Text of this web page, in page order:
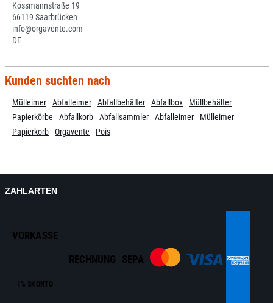
Kossmannstraße 19
66119 Saarbrücken
info@orgavente.com
DE
Kunden suchten nach
Mülleimer Abfalleimer Abfallbehälter Abfallbox
Müllbehälter
Papierkörbe
Abfallkorb Abfallsammler Abfalleimer
Mülleimer
Papierkorb
Orgavente Pois
ZAHLARTEN
VORKASSE
1% SKONTO
RECHNUNG SEPA